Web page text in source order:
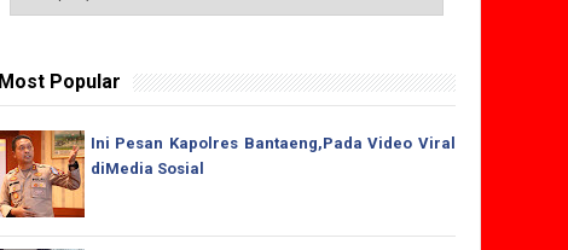
Most Popular
Ini Pesan Kapolres Bantaeng,Pada Video Viral
diMedia Sosial